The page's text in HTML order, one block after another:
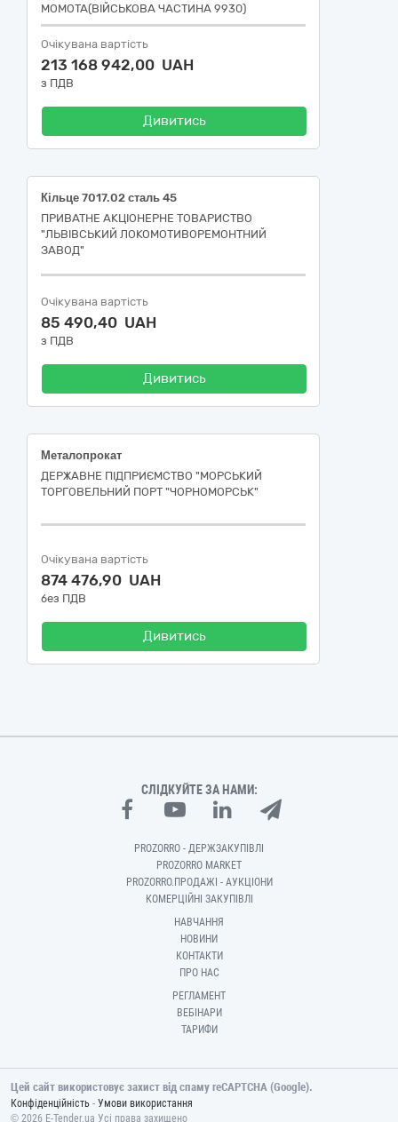
МОМОТА(ВІЙСЬКОВА ЧАСТИНА 9930)
Очікувана вартість
213 168 942,00 UAH
з ПДВ
Дивитись
Кільце 7017.02 сталь 45
ПРИВАТНЕ АКЦІОНЕРНЕ ТОВАРИСТВО
"ЛЬВІВСЬКИЙ ЛОКОМОТИВОРЕМОНТНИЙ
ЗАВОД"
Очікувана вартість
85 490,40 UAH
з ПДВ
Дивитись
Металопрокат
ДЕРЖАВНЕ ПІДПРИЄМСТВО "МОРСЬКИЙ
ТОРГОВЕЛЬНИЙ ПОРТ "ЧОРНОМОРСЬК"
Очікувана вартість
874 476,90 UAH
без ПДВ
Дивитись
СЛІДКУЙТЕ ЗА НАМИ:
PROZORRO - ДЕРЖЗАКУПІВЛІ
PROZORRO MARKET
PROZORRO.ПРОДАЖІ - АУКЦІОНИ
КОМЕРЦІЙНІ ЗАКУПІВЛІ
НАВЧАННЯ
НОВИНИ
КОНТАКТИ
ПРО НАС
РЕГЛАМЕНТ
ВЕБІНАРИ
ТАРИФИ
Цей сайт використовує захист від спаму reCAPTCHA (Google).
Конфіденційність - Умови використання
© 2026 E-Tender.ua Усі права захищено